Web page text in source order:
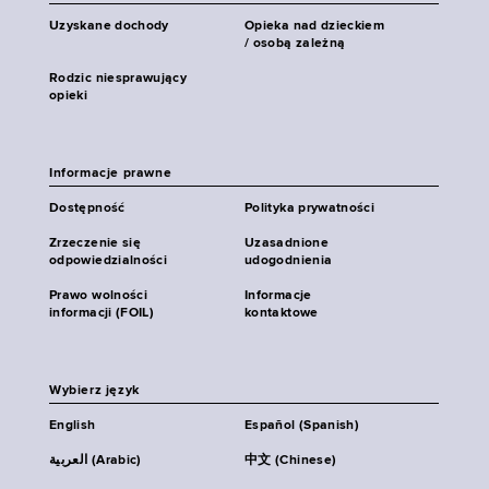
Uzyskane dochody
Opieka nad dzieckiem
/ osobą zależną
Rodzic niesprawujący
opieki
Informacje prawne
Dostępność Polityka prywatności
Zrzeczenie się
odpowiedzialności
Uzasadnione
udogodnienia
Prawo wolności
informacji (FOIL)
Informacje
kontaktowe
Wybierz język
English Español (Spanish)
العربية (Arabic) 中文 (Chinese)